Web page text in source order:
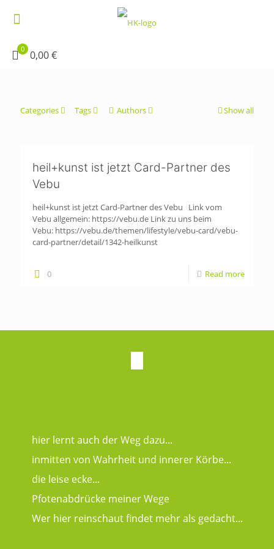
0 0,00 €
Categories Tags Authors Show all
heil+kunst ist jetzt Card-Partner des
Vebu
heil+kunst ist jetzt Card-Partner des Vebu Link vom
Vebu allgemein: https://vebu.de Link zu uns beim
Vebu: https://vebu.de/themen/lifestyle/vebu-card/vebu-
card-partner/detail/1342-heilkunst
0 Read more
hier lernt auch der Weg dazu...
inmitten von Wahrheit und innerer Körbe...
die leise ecke...
Pfotenabdrücke meiner Wege
Wer hier reinschaut findet mehr als gedacht...